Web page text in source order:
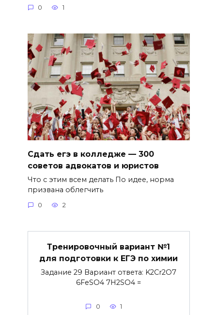
0 1
Сдать егэ в колледже — 300
советов адвокатов и юристов
Что с этим всем делать По идее, норма
призвана облегчить
0 2
Тренировочный вариант №1
для подготовки к ЕГЭ по химии
Задание 29 Вариант ответа: K2Cr2O7
6FeSO4 7H2SO4 =
0 1